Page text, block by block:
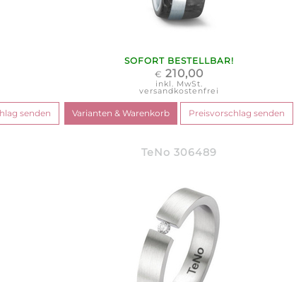
SOFORT BESTELLBAR!
€ 210,00
inkl. MwSt.
versandkostenfrei
TeNo 306489